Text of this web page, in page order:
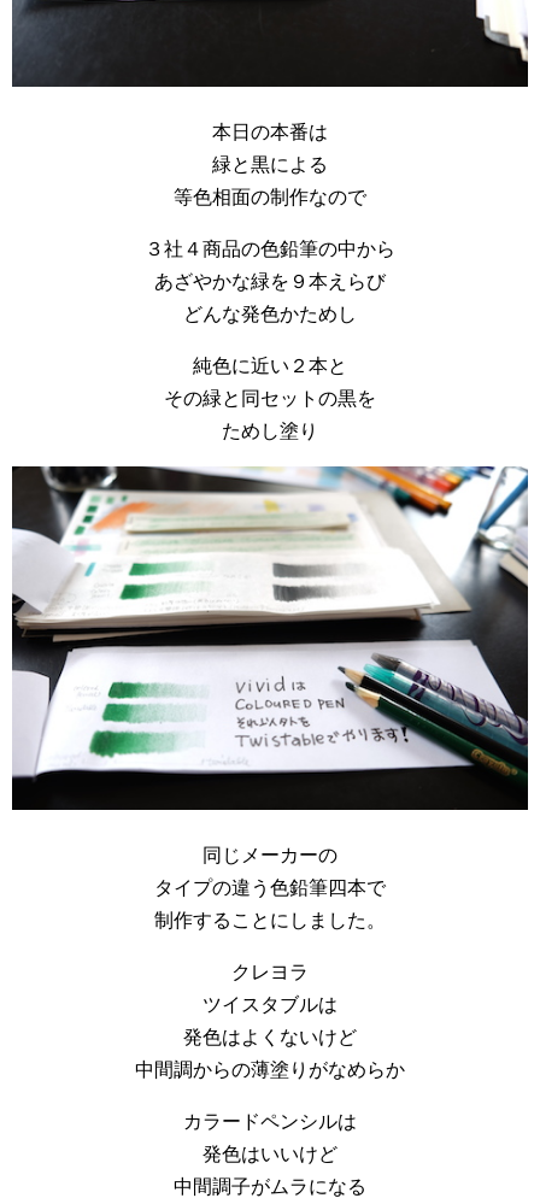
本日の本番は
緑と黒による
等色相面の制作なので
３社４商品の色鉛筆の中から
あざやかな緑を９本えらび
どんな発色かためし
純色に近い２本と
その緑と同セットの黒を
ためし塗り
同じメーカーの
タイプの違う色鉛筆四本で
制作することにしました。
クレヨラ
ツイスタブルは
発色はよくないけど
中間調からの薄塗りがなめらか
カラードペンシルは
発色はいいけど
中間調子がムラになる